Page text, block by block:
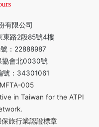
有限公司
東路2段85號4樓
：22888987
協會北0030號
號：34301061
005
in Taiwan for the ATPI
旅行業認證標章